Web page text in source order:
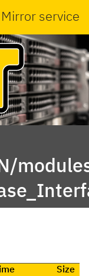
Mirror service
Size